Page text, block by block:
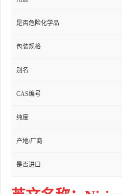
是否危险化学品
包装规格
别名
CAS编号
纯度
产地/厂商
是否进口